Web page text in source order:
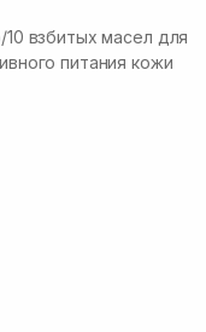
10 взбитых масел для
питания кожи